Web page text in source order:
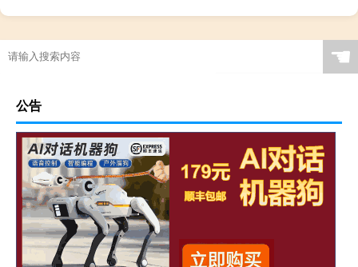
☚
公告